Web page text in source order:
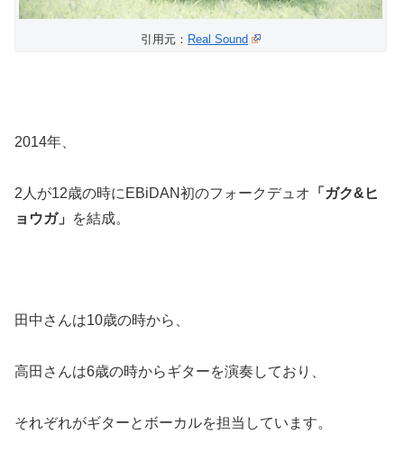
引用元： Real Sound
2014年、
2人が12歳の時にEBiDAN初のフォークデュオ 「ガク&ヒ
ョウガ」
を結成。
田中さんは10歳の時から、
高田さんは6歳の時からギターを演奏しており、
それぞれがギターとボーカルを担当しています。